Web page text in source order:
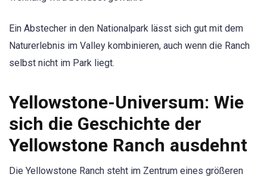
Ein Abstecher in den Nationalpark lässt sich gut mit dem
Naturerlebnis im Valley kombinieren, auch wenn die Ranch
selbst nicht im Park liegt.
Yellowstone-Universum: Wie
sich die Geschichte der
Yellowstone Ranch ausdehnt
Die Yellowstone Ranch steht im Zentrum eines größeren